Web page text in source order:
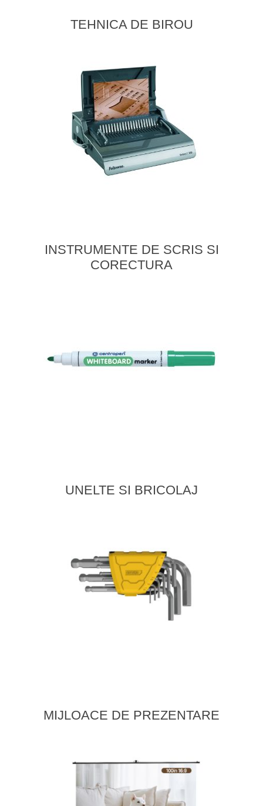
TEHNICA DE BIROU
INSTRUMENTE DE SCRIS SI
CORECTURA
UNELTE SI BRICOLAJ
MIJLOACE DE PREZENTARE